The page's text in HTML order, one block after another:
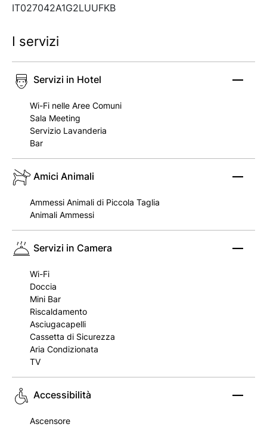
IT027042A1G2LUUFKB
I servizi
Servizi in Hotel
Wi-Fi nelle Aree Comuni
Sala Meeting
Servizio Lavanderia
Bar
Amici Animali
Ammessi Animali di Piccola Taglia
Animali Ammessi
Servizi in Camera
Wi-Fi
Doccia
Mini Bar
Riscaldamento
Asciugacapelli
Cassetta di Sicurezza
Aria Condizionata
TV
Accessibilità
Ascensore